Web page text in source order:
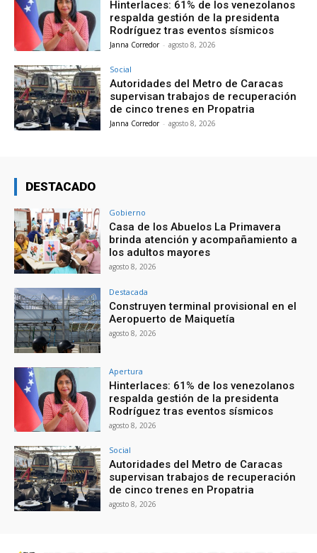
Hinterlaces: 61% de los venezolanos
respalda gestión de la presidenta
Rodríguez tras eventos sísmicos
Janna Corredor - agosto 8, 2026
Social
Autoridades del Metro de Caracas
supervisan trabajos de recuperación
de cinco trenes en Propatria
Janna Corredor - agosto 8, 2026
DESTACADO
Gobierno
Casa de los Abuelos La Primavera
brinda atención y acompañamiento a
los adultos mayores
agosto 8, 2026
Destacada
Construyen terminal provisional en el
Aeropuerto de Maiquetía
agosto 8, 2026
Apertura
Hinterlaces: 61% de los venezolanos
respalda gestión de la presidenta
Rodríguez tras eventos sísmicos
agosto 8, 2026
Social
Autoridades del Metro de Caracas
supervisan trabajos de recuperación
de cinco trenes en Propatria
agosto 8, 2026